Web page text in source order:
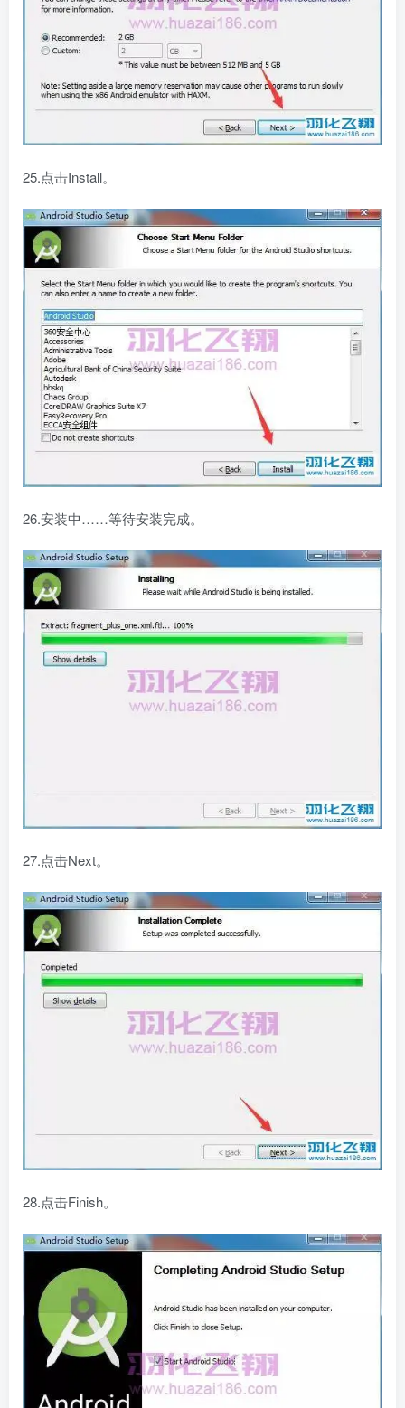
25.点击Install。
26.安装中……等待安装完成。
27.点击Next。
28.点击Finish。